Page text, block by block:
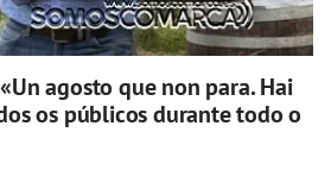
agosto que non para. Hai
os públicos durante todo o